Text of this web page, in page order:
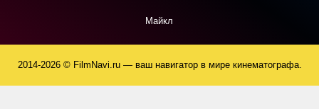
Майкл
2014-2026 © FilmNavi.ru — ваш навигатор в мире кинематографа.